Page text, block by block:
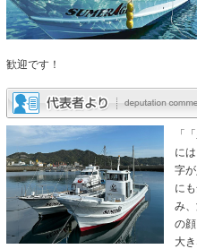
歓迎です！
「
に
字
に
み
の
大